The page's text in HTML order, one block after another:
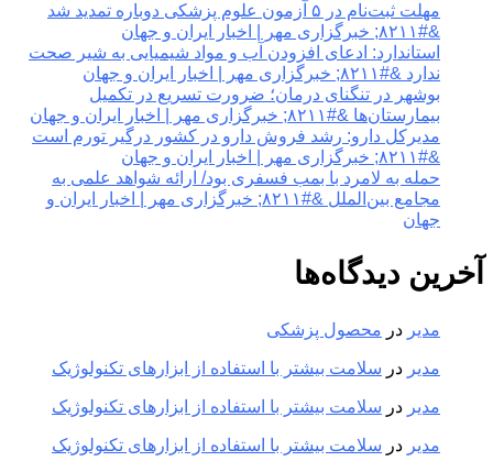
مهلت ثبت‌نام در ۵ آزمون علوم پزشکی دوباره تمدید شد
&#۸۲۱۱; خبرگزاری مهر | اخبار ایران و جهان
استاندارد: ادعای افزودن آب و مواد شیمیایی به شیر صحت
ندارد &#۸۲۱۱; خبرگزاری مهر | اخبار ایران و جهان
بوشهر در تنگنای درمان؛ ضرورت تسریع در تکمیل
بیمارستان‌ها &#۸۲۱۱; خبرگزاری مهر | اخبار ایران و جهان
مدیرکل دارو: رشد فروش دارو در کشور درگیر تورم است
&#۸۲۱۱; خبرگزاری مهر | اخبار ایران و جهان
حمله به لامرد با بمب فسفری بود/ ارائه شواهد علمی به
مجامع بین‌الملل &#۸۲۱۱; خبرگزاری مهر | اخبار ایران و
جهان
آخرین دیدگاه‌ها
مدیر در محصول پزشکی
مدیر در سلامت بیشتر با استفاده از ابزارهای تکنولوژیک
مدیر در سلامت بیشتر با استفاده از ابزارهای تکنولوژیک
مدیر در سلامت بیشتر با استفاده از ابزارهای تکنولوژیک